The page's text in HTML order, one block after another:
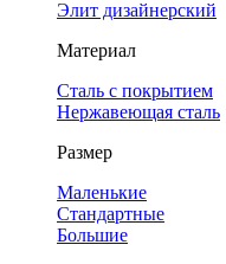
Элит дизайнерский
Материал
Сталь с покрытием
Нержавеющая сталь
Размер
Маленькие
Стандартные
Большие